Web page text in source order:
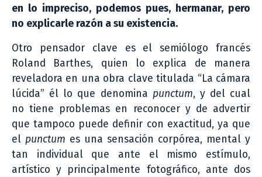
en lo impreciso, podemos pues, hermanar, pero
no explicarle razón a su existencia.
Otro pensador clave es el semiólogo francés
Roland Barthes, quien lo explica de manera
reveladora en una obra clave titulada “La cámara
lúcida” él lo que denomina punctum, y del cual
no tiene problemas en reconocer y de advertir
que tampoco puede definir con exactitud, ya que
el punctum es una sensación corpórea, mental y
tan individual que ante el mismo estímulo,
artístico y principalmente fotográfico, ante dos